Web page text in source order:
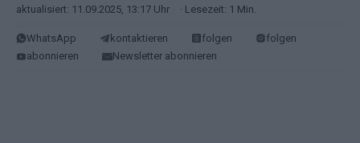
aktualisiert: 11.09.2025, 13:17 Uhr
· Lesezeit: 1 Min.
WhatsApp kontaktieren folgen
folgen
abonnieren
Newsletter abonnieren